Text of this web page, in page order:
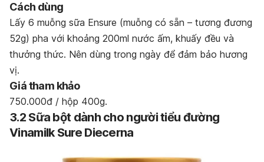
Cách dùng
Lấy 6 muỗng sữa Ensure (muỗng có sẵn – tương đương
52g) pha với khoảng 200ml nước ấm, khuấy đều và
thưởng thức. Nên dùng trong ngày để đảm bảo hương
vị.
Giá tham khảo
750.000đ / hộp 400g.
3.2 Sữa bột dành cho người tiểu đường
Vinamilk Sure Diecerna